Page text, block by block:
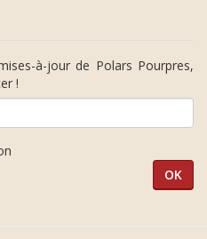
à-jour de Polars Pourpres,
!